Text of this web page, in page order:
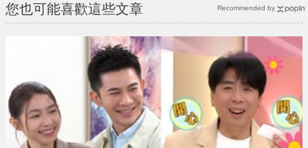
您也可能喜歡這些文章 Recommended by